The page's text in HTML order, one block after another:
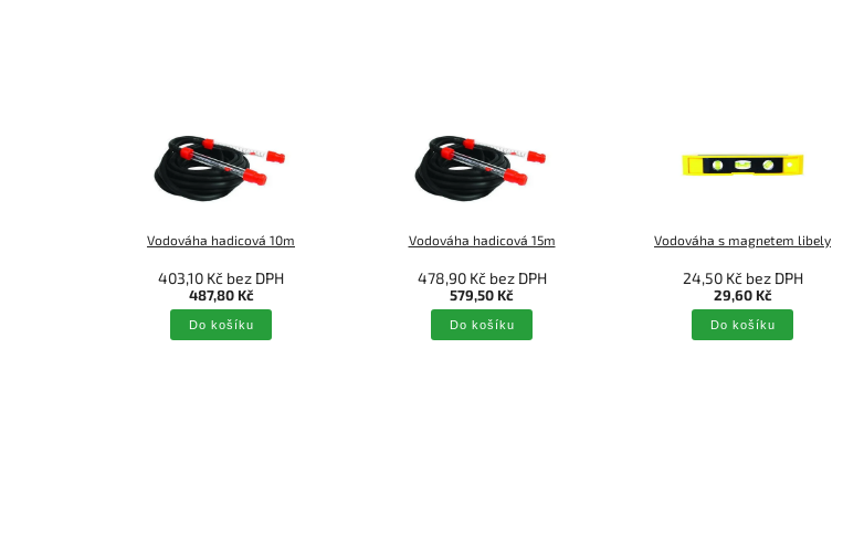
Vodováha hadicová 10m
403,10 Kč bez DPH
487,80 Kč
Do košíku
Vodováha hadicová 15m
478,90 Kč bez DPH
579,50 Kč
Do košíku
Vodováha s magnetem libely
24,50 Kč bez DPH
29,60 Kč
Do košíku